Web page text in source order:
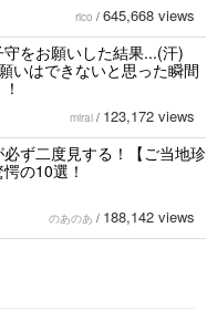
rico / 645,668 views
守をお願いした結果...(汗)
いはできないと思った瞬間
mirai / 123,172 views
ず二度見する！【ご当地珍
の10選！
のあのあ / 188,142 views